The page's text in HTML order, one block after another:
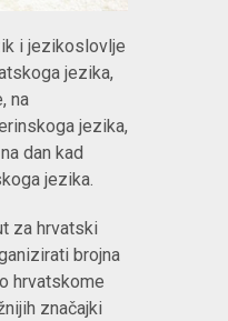
i jezikoslovlje
jezika,
na
jezika,
dan kad
jezika.
za hrvatski
brojna
hrvatskome
značajki